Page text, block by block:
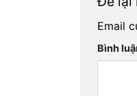
Email
Bình